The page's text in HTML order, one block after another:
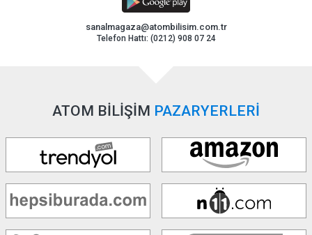
sanalmagaza@atombilisim.com.tr
Telefon Hattı: (0212) 908 07 24
ATOM BİLİŞİM PAZARYERLERİ